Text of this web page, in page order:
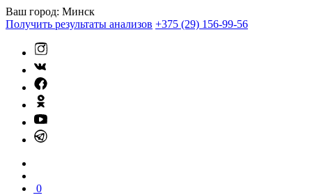
Ваш город: Минск
Получить результаты анализов +375 (29) 156-99-56
0